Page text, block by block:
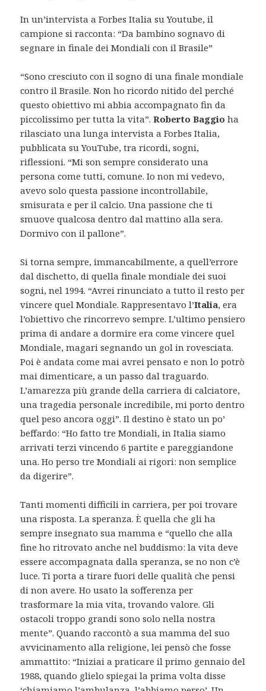
In un’intervista a Forbes Italia su Youtube, il
campione si racconta: “Da bambino sognavo di
segnare in finale dei Mondiali con il Brasile”
“Sono cresciuto con il sogno di una finale mondiale
contro il Brasile. Non ho ricordo nitido del perché
questo obiettivo mi abbia accompagnato fin da
piccolissimo per tutta la vita”.Roberto Baggio ha
rilasciato una lunga intervista a Forbes Italia,
pubblicata su YouTube, tra ricordi, sogni,
riflessioni. “Mi son sempre considerato una
persona come tutti, comune. Io non mi vedevo,
avevo solo questa passione incontrollabile,
smisurata e per il calcio. Una passione che ti
smuove qualcosa dentro dal mattino alla sera.
Dormivo con il pallone”.
Si torna sempre, immancabilmente, a quell’errore
dal dischetto, di quella finale mondiale dei suoi
sogni, nel 1994. “Avrei rinunciato a tutto il resto per
vincere quel Mondiale. Rappresentavo l’Italia, era
l’obiettivo che rincorrevo sempre. L’ultimo pensiero
prima di andare a dormire era come vincere quel
Mondiale, magari segnando un gol in rovesciata.
Poi è andata come mai avrei pensato e non lo potrò
mai dimenticare, a un passo dal traguardo.
L’amarezza più grande della carriera di calciatore,
una tragedia personale incredibile, mi porto dentro
quel peso ancora oggi”. Il destino è stato un po’
beffardo: “Ho fatto tre Mondiali, in Italia siamo
arrivati terzi vincendo 6 partite e pareggiandone
una. Ho perso tre Mondiali ai rigori: non semplice
da digerire”.
Tanti momenti difficili in carriera, per poi trovare
una risposta. La speranza. È quella che gli ha
sempre insegnato sua mamma e “quello che alla
fine ho ritrovato anche nel buddismo: la vita deve
essere accompagnata dalla speranza, se no non c’è
luce. Ti porta a tirare fuori delle qualità che pensi
di non avere. Ho usato la sofferenza per
trasformare la mia vita, trovando valore. Gli
ostacoli troppo grandi sono solo nella nostra
mente”. Quando raccontò a sua mamma del suo
avvicinamento alla religione, lei pensò che fosse
ammattito: “Iniziai a praticare il primo gennaio del
1988, quando glielo spiegai la prima volta disse